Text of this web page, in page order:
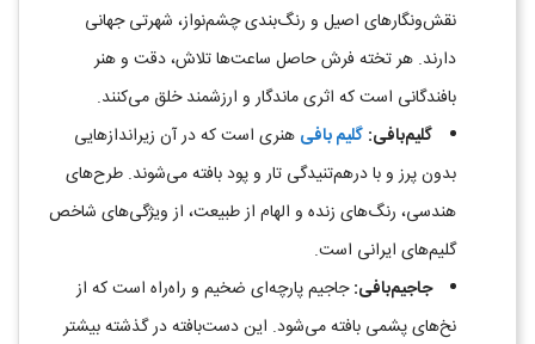
نقش‌ونگارهای اصیل و رنگ‌بندی چشم‌نواز، شهرتی جهانی
دارند. هر تخته فرش حاصل ساعت‌ها تلاش، دقت و هنر
بافندگانی است که اثری ماندگار و ارزشمند خلق می‌کنند.
گلیم‌بافی: گلیم‌ بافی هنری است که در آن زیراندازهایی
بدون پرز و با درهم‌تنیدگی تار و پود بافته می‌شوند. طرح‌های
هندسی، رنگ‌های زنده و الهام از طبیعت، از ویژگی‌های شاخص
گلیم‌های ایرانی است.
جاجیم‌بافی: جاجیم پارچه‌ای ضخیم و راه‌راه است که از
نخ‌های پشمی بافته می‌شود. این دست‌بافته در گذشته بیشتر